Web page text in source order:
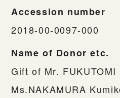
Accession number
2018-00-0097-000
Name of Donor etc.
Gift of Mr. FUKUTOMI
Ms.NAKAMURA